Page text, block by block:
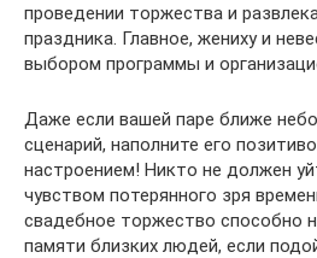
проведении торжества и
праздника. Главное, жениху и
выбором программы и
Даже если вашей паре ближе
сценарий, наполните его
настроением! Никто не должен
чувством потерянного зря
свадебное торжество способно
памяти близких людей, если